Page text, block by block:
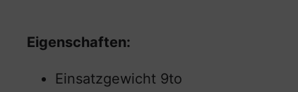
Eigenschaften:
Einsatzgewicht 9to